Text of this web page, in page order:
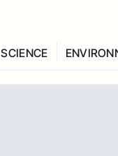
SCIENCE